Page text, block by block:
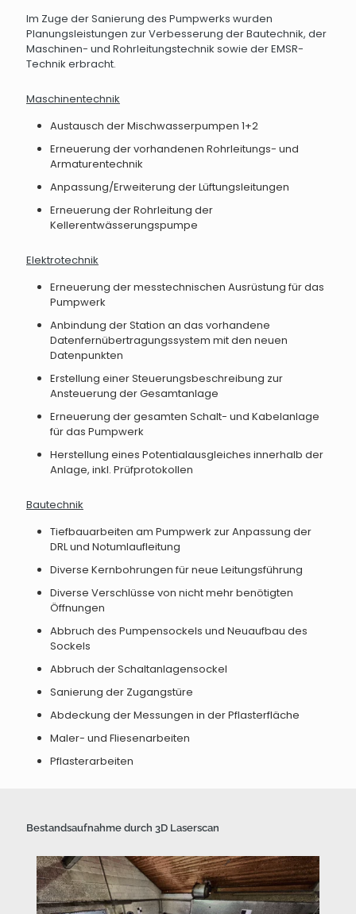
Im Zuge der Sanierung des Pumpwerks wurden
Planungsleistungen zur Verbesserung der Bautechnik, der
Maschinen- und Rohrleitungstechnik sowie der EMSR-
Technik erbracht.
Maschinentechnik
Austausch der Mischwasserpumpen 1+2
Erneuerung der vorhandenen Rohrleitungs- und
Armaturentechnik
Anpassung/Erweiterung der Lüftungsleitungen
Erneuerung der Rohrleitung der
Kellerentwässerungspumpe
Elektrotechnik
Erneuerung der messtechnischen Ausrüstung für das
Pumpwerk
Anbindung der Station an das vorhandene
Datenfernübertragungssystem mit den neuen
Datenpunkten
Erstellung einer Steuerungsbeschreibung zur
Ansteuerung der Gesamtanlage
Erneuerung der gesamten Schalt- und Kabelanlage
für das Pumpwerk
Herstellung eines Potentialausgleiches innerhalb der
Anlage, inkl. Prüfprotokollen
Bautechnik
Tiefbauarbeiten am Pumpwerk zur Anpassung der
DRL und Notumlaufleitung
Diverse Kernbohrungen für neue Leitungsführung
Diverse Verschlüsse von nicht mehr benötigten
Öffnungen
Abbruch des Pumpensockels und Neuaufbau des
Sockels
Abbruch der Schaltanlagensockel
Sanierung der Zugangstüre
Abdeckung der Messungen in der Pflasterfläche
Maler- und Fliesenarbeiten
Pflasterarbeiten
Bestandsaufnahme durch 3D Laserscan